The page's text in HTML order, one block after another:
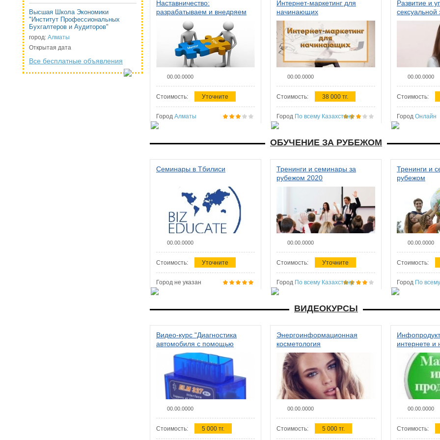
Высшая Школа Экономики
"Институт Профессиональных
Бухгалтеров и Аудиторов"
город: Алматы
Открытая дата
Все бесплатные объявления
Наставничество:
разрабатываем и внедряем
систему наставничества в
организации
00.00.0000
Стоимость: Уточните
Город Алматы
Интернет-маркетинг для
начинающих
00.00.0000
Стоимость: 38 000 тг.
Город По всему Казахстану
Развитие и
сексуальной
женщин
00.00.0000
Стоимость:
Город Онлайн
ОБУЧЕНИЕ ЗА РУБЕЖОМ
Семинары в Тбилиси
00.00.0000
Стоимость: Уточните
Город не указан
Тренинги и семинары за
рубежом 2020
00.00.0000
Стоимость: Уточните
Город По всему Казахстану
Тренинги и
рубежом
00.00.0000
Стоимость:
Город По
ВИДЕОКУРСЫ
Видео-курс "Диагностика
автомобиля с помощью
сканера ELM 327"
00.00.0000
Стоимость: 5 000 тг.
Энергоинформационная
косметология
00.00.0000
Стоимость: 5 000 тг.
интернете и
00.00.0000
Стоимость: